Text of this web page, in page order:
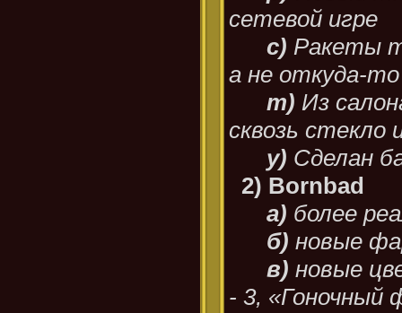
сетевой игре
с) Ракеты
а не откуда-
т) Из
сквозь стекло
у) Сделан
2) Bornbad
а) более
б) новые
в) новые
- 3, «Гоночный